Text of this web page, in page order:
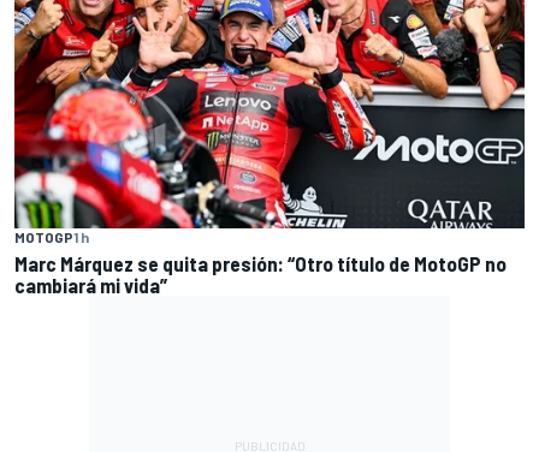
MOTOGP1 h
Marc Márquez se quita presión: “Otro título de MotoGP no
cambiará mi vida”